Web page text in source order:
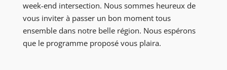
week-end intersection. Nous sommes heureux de
vous inviter à passer un bon moment tous
ensemble dans notre belle région. Nous espérons
que le programme proposé vous plaira.